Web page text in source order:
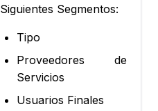
Siguientes Segmentos:
Tipo
Proveedores de
Servicios
Usuarios Finales